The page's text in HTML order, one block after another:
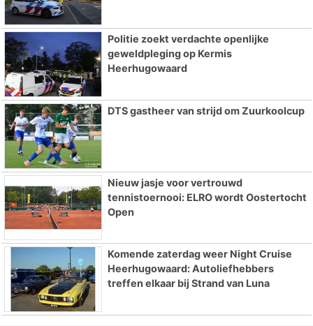
Politie zoekt verdachte openlijke
geweldpleging op Kermis
Heerhugowaard
DTS gastheer van strijd om Zuurkoolcup
Nieuw jasje voor vertrouwd
tennistoernooi: ELRO wordt Oostertocht
Open
Komende zaterdag weer Night Cruise
Heerhugowaard: Autoliefhebbers
treffen elkaar bij Strand van Luna